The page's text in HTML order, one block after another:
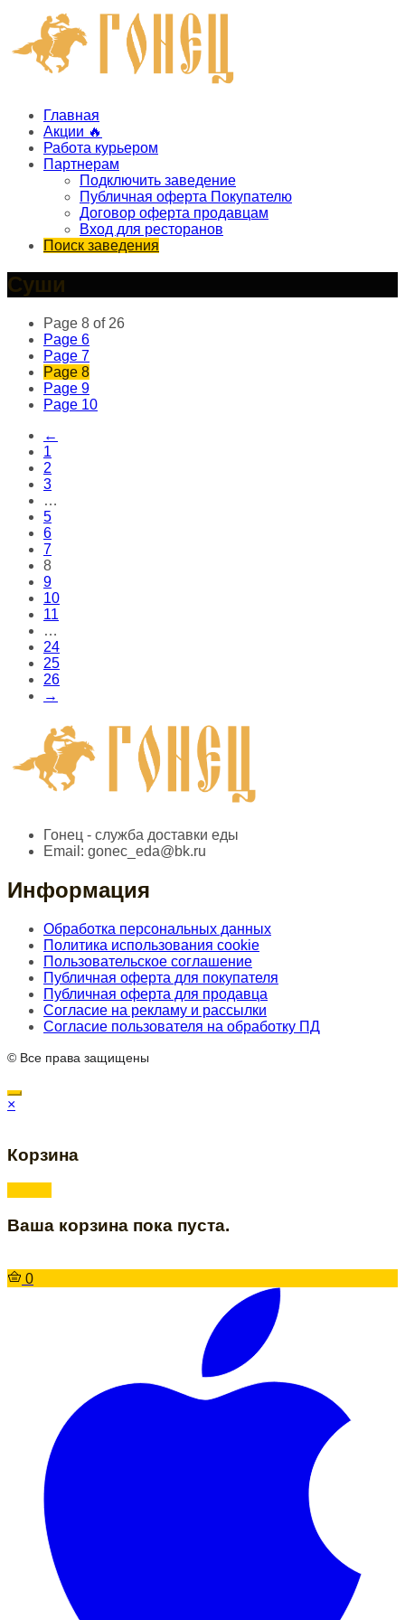
Главная
Акции 🔥
Работа курьером
Партнерам
Подключить заведение
Публичная оферта Покупателю
Договор оферта продавцам
Вход для ресторанов
Поиск заведения
Суши
Page 8 of 26
Page 6
Page 7
Page 8
Page 9
Page 10
←
1
2
3
…
5
6
7
8
9
10
11
…
24
25
26
→
Гонец - служба доставки еды
Email: gonec_eda@bk.ru
Информация
Обработка персональных данных
Политика использования cookie
Пользовательское соглашение
Публичная оферта для покупателя
Публичная оферта для продавца
Согласие на рекламу и рассылки
Согласие пользователя на обработку ПД
© Все права защищены
×
Корзина
Ваша корзина пока пуста.
0